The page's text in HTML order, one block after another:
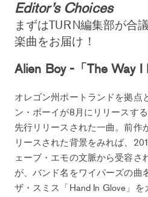
Editor’s Choices
まずはTURN編集部が合
楽曲をお届け！
Alien Boy -「The Way I
オレゴン州ポートランドを拠点
ン・ボーイが8月にリリースす
先行リリースされた一曲。前作
リースされた背景をみれば、
ェーブ・エモの文脈から受容さ
が、バンド名をワイパーズの曲
ザ・スミス「Hand In Glove」